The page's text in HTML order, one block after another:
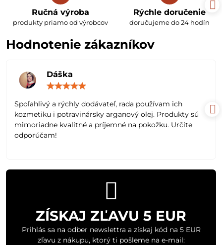
Ručná výroba
produkty priamo od výrobcov
Rýchle doručenie
doručujeme do 24 hodín
Hodnotenie zákazníkov
Dáška
5
Spoľahlivý a rýchly dodávateľ, rada používam ich
kozmetiku i potravinársky arganový olej. Produkty sú
mimoriadne kvalitné a príjemné na pokožku. Určite
odporúčam!
ZÍSKAJ ZĽAVU 5 EUR
Prihlás sa na odber newslettra a získaj kód na 5 EUR
zľavu z nákupu, ktorý ti pošleme na e-mail: